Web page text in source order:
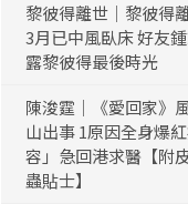
黎彼得離世｜黎彼得
3月已中風臥床 好友
露黎彼得最後時光
陳浚霆｜《愛回家》
山出事 1原因全身爆
容」急回港求醫【附
蟲貼士】